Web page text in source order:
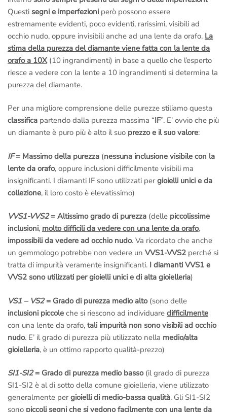
Questi segni e imperfezioni però possono essere
estremamente evidenti, poco evidenti, rarissimi, visibili ad
occhio nudo, oppure invisibili anche ad una lente da orafo. La
stima della purezza del diamante viene fatta con la lente da
orafo a 10X(10 ingrandimenti) in base a quello che l’esperto
riesce a vedere con la lente a 10 ingrandimenti si determina la
purezza del diamante.
Per una migliore comprensione delle purezze stiliamo questa
classifica partendo dalla purezza massima “IF”. E’ ovvio che più
un diamante è puro più è alto il suo prezzo e il suo valore:
IF= Massimo della purezza (nessuna inclusione visibile con la
lente da orafo, oppure inclusioni difficilmente visibili ma
insignificanti. I diamanti IF sono utilizzati per gioielli unici e da
collezione, il loro costo è elevatissimo)
VVS1-VVS2= Altissimo grado di purezza (delle piccolissime
inclusioni, molto difficili da vedere con una lente da orafo,
impossibili da vedere ad occhio nudo. Va ricordato che anche
un gemmologo potrebbe non vedere un VVS1-VVS2 perché si
tratta di impurità veramente insignificanti. I diamanti VVS1 e
VVS2 sono utilizzati per gioielli unici e di alta gioielleria)
VS1 – VS2= Grado di purezza medio alto(sono delle
inclusioni piccole che si riescono ad individuare difficilmente
con una lente da orafo, tali impurità non sono visibili ad occhio
nudo. E’ il grado di purezza più utilizzato nella medio/alta
gioielleria, è un ottimo rapporto qualità-prezzo)
SI1-SI2= Grado di purezza medio basso(il grado di purezza
SI1-SI2 è al di sotto della comune gioielleria, viene utilizzato
generalmente per gioielli di medio-bassa qualità. Gli SI1-SI2
sono piccoli segni che si vedono facilmente con una lente da